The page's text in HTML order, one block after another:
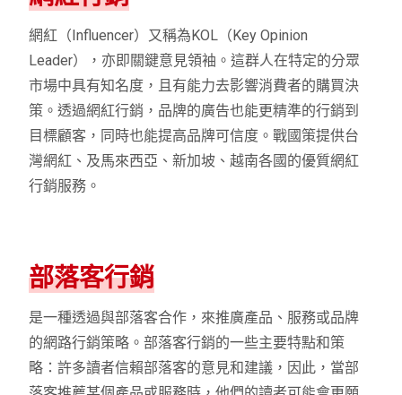
網紅（Influencer）又稱為KOL（Key Opinion
Leader），亦即關鍵意見領袖。這群人在特定的分眾
市場中具有知名度，且有能力去影響消費者的購買決
策。透過網紅行銷，品牌的廣告也能更精準的行銷到
目標顧客，同時也能提高品牌可信度。戰國策提供台
灣網紅、及馬來西亞、新加坡、越南各國的優質網紅
行銷服務。
部落客行銷
是一種透過與部落客合作，來推廣產品、服務或品牌
的網路行銷策略。部落客行銷的一些主要特點和策
略：許多讀者信賴部落客的意見和建議，因此，當部